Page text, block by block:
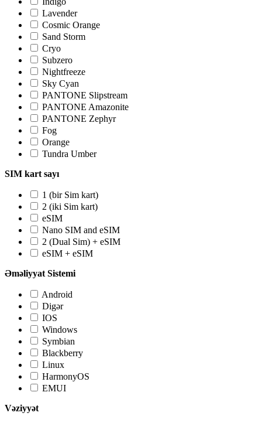
Lavender
Cosmic Orange
Sand Storm
Cryo
Subzero
Nightfreeze
Sky Cyan
PANTONE Slipstream
PANTONE Amazonite
PANTONE Zephyr
Fog
Orange
Tundra Umber
SIM kart sayı
1 (bir Sim kart)
2 (iki Sim kart)
eSIM
Nano SIM and eSIM
2 (Dual Sim) + eSIM
eSIM + eSIM
Əməliyyat Sistemi
Android
Digər
IOS
Windows
Symbian
Blackberry
Linux
HarmonyOS
EMUI
Vəziyyət